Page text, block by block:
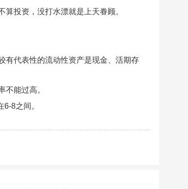
投资，没打水漂就是上天眷顾。
有代表性的流动性资产是现金、活期存
不能过高。
8之间。